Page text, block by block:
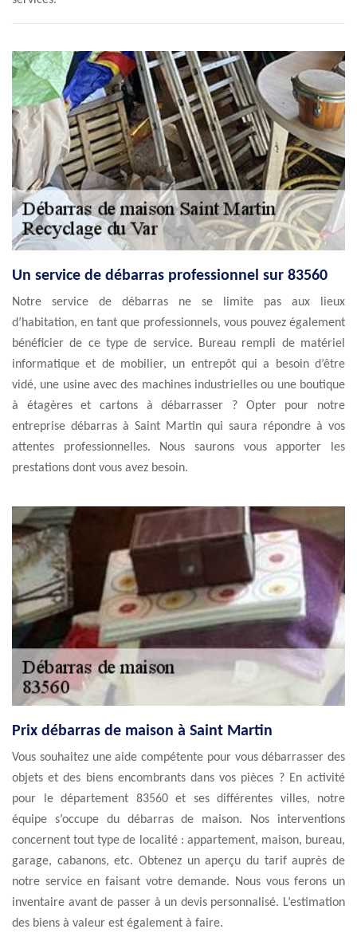
Un service de débarras professionnel sur 83560
Notre service de débarras ne se limite pas aux lieux
d’habitation, en tant que professionnels, vous pouvez également
bénéficier de ce type de service. Bureau rempli de matériel
informatique et de mobilier, un entrepôt qui a besoin d’être
vidé, une usine avec des machines industrielles ou une boutique
à étagères et cartons à débarrasser ? Opter pour notre
entreprise débarras à Saint Martin qui saura répondre à vos
attentes professionnelles. Nous saurons vous apporter les
prestations dont vous avez besoin.
Prix débarras de maison à Saint Martin
Vous souhaitez une aide compétente pour vous débarrasser des
objets et des biens encombrants dans vos pièces ? En activité
pour le département 83560 et ses différentes villes, notre
équipe s’occupe du débarras de maison. Nos interventions
concernent tout type de localité : appartement, maison, bureau,
garage, cabanons, etc. Obtenez un aperçu du tarif auprès de
notre service en faisant votre demande. Nous vous ferons un
inventaire avant de passer à un devis personnalisé. L’estimation
des biens à valeur est également à faire.